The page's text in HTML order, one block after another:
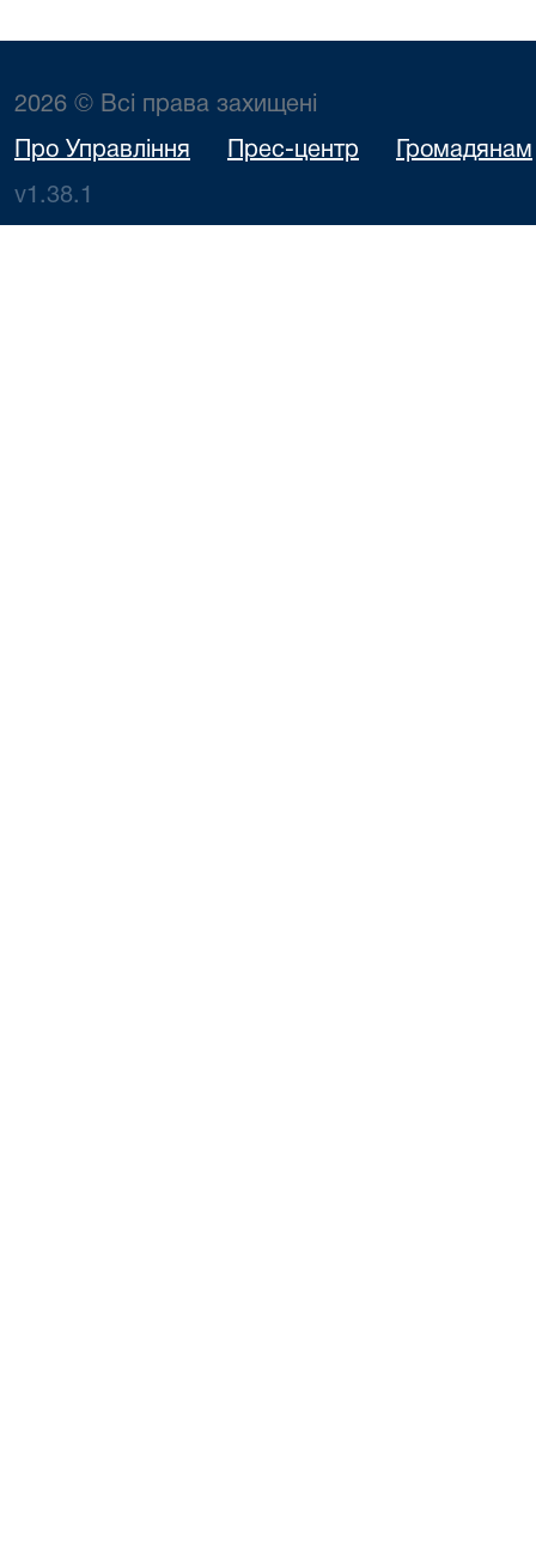
2026 © Всі права захищені
Про Управління Прес-центр Громадянам
v1.38.1